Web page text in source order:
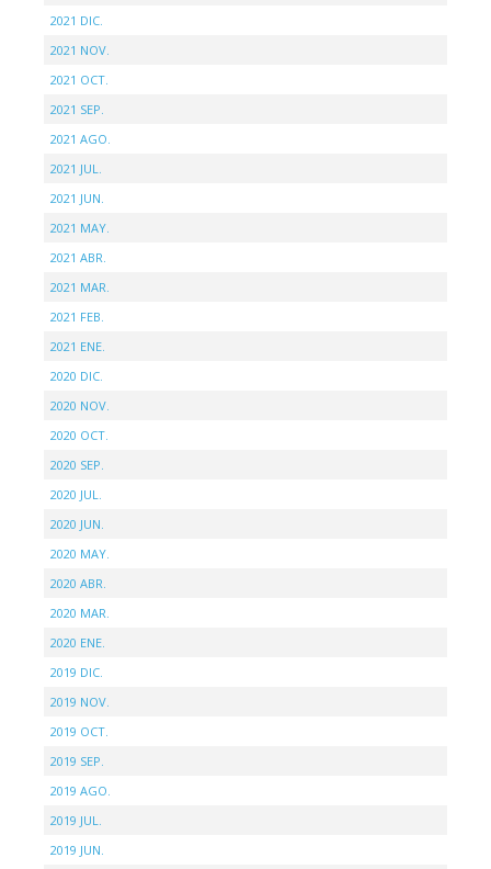
2021 DIC.
2021 NOV.
2021 OCT.
2021 SEP.
2021 AGO.
2021 JUL.
2021 JUN.
2021 MAY.
2021 ABR.
2021 MAR.
2021 FEB.
2021 ENE.
2020 DIC.
2020 NOV.
2020 OCT.
2020 SEP.
2020 JUL.
2020 JUN.
2020 MAY.
2020 ABR.
2020 MAR.
2020 ENE.
2019 DIC.
2019 NOV.
2019 OCT.
2019 SEP.
2019 AGO.
2019 JUL.
2019 JUN.